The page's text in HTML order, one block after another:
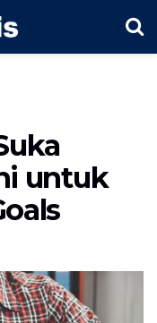
untuk